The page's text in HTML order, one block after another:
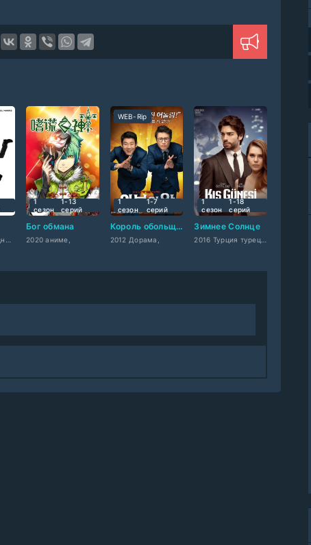
Бог обмана
2020 аниме,
1
сезон
1-13
cерий
Король обольщения
2012 Дорама,
WEB-Rip
1
сезон
1-7
cерий
Зимнее Солнце
1
сезон
1-18
cерий